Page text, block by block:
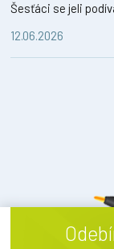
Šesťáci se jeli
12.06.2026